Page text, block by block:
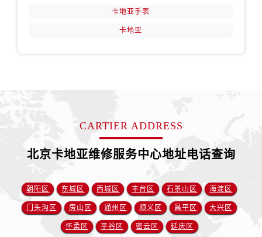
卡地亚手表
卡地亚
CARTIER ADDRESS
北京卡地亚维修服务中心地址电话查询
朝阳区 东城区 西城区 丰台区 石景山区 海淀区
门头沟区 房山区 通州区 顺义区 昌平区 大兴区
怀柔区 平谷区 密云区 延庆区